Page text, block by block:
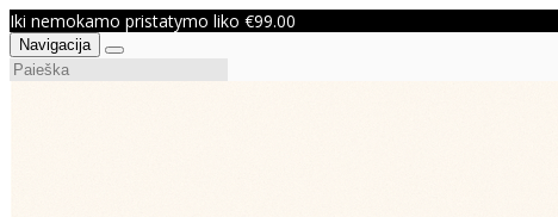
Iki nemokamo pristatymo liko €99.00
Navigacija